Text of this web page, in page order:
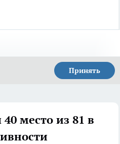
Принять
место из 81 в